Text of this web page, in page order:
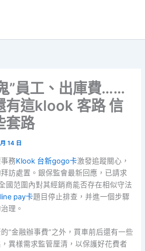
”員工、出庫費……
有這klook 客路 信
套路
14 日
務Klook 台新gogo卡激發追蹤關心，
訪處置。銀保監會最新回應，已請求
國范圍內對其經銷商能否存在相似守法
pay卡題目停止排查，并進一個步驟
理。
“金融辦事費”之外，買車前后還有一些
異樣需求監管厘清，以保護好花費者